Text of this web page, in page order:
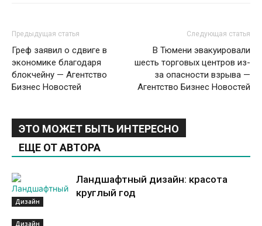
Предыдущая статья
Греф заявил о сдвиге в
экономике благодаря
блокчейну — Агентство
Бизнес Новостей
Следующая статья
В Тюмени эвакуировали
шесть торговых центров из-
за опасности взрыва —
Агентство Бизнес Новостей
ЭТО МОЖЕТ БЫТЬ ИНТЕРЕСНО
ЕЩЕ ОТ АВТОРА
Дизайн
Ландшафтный дизайн: красота
круглый год
Дизайн